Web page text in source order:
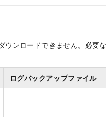
ンロードできません。必要
ログバックアップファイル